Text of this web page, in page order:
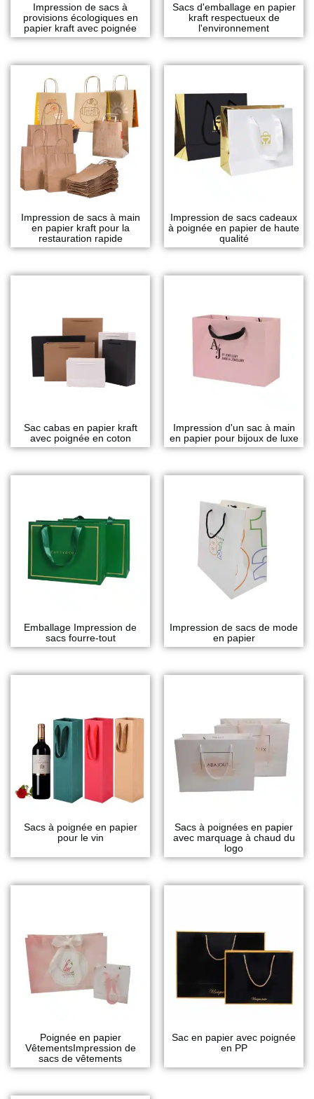
Impression de sacs à
provisions écologiques en
papier kraft avec poignée
Sacs d'emballage en papier
kraft respectueux de
l'environnement
Impression de sacs à main
en papier kraft pour la
restauration rapide
Impression de sacs cadeaux
à poignée en papier de haute
qualité
Sac cabas en papier kraft
avec poignée en coton
Impression d'un sac à main
en papier pour bijoux de luxe
Emballage Impression de
sacs fourre-tout
Impression de sacs de mode
en papier
Sacs à poignée en papier
pour le vin
Sacs à poignées en papier
avec marquage à chaud du
logo
Poignée en papier
VêtementsImpression de
sacs de vêtements
Sac en papier avec poignée
en PP